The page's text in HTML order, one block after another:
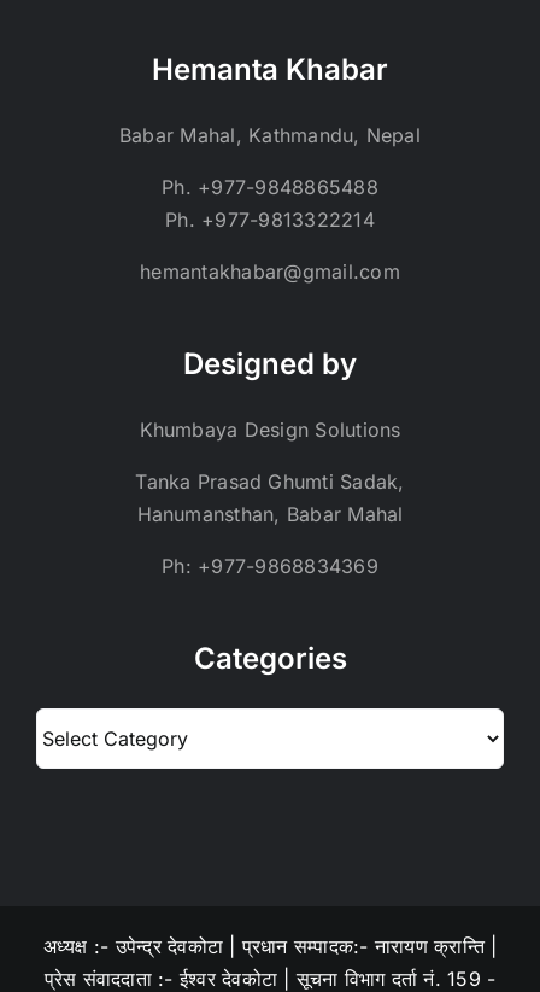
Hemanta Khabar
Babar Mahal, Kathmandu, Nepal
Ph. +977-9848865488
Ph. +977-9813322214
hemantakhabar@gmail.com
Designed by
Khumbaya Design Solutions
Tanka Prasad Ghumti Sadak,
Hanumansthan, Babar Mahal
Ph: +977-9868834369
Categories
Categories
अध्यक्ष :- उपेन्द्र देवकोटा | प्रधान सम्पादक:- नारायण क्रान्ति |
प्रेस संवाददाता :- ईश्वर देवकोटा | सूचना विभाग दर्ता नं. 159 -